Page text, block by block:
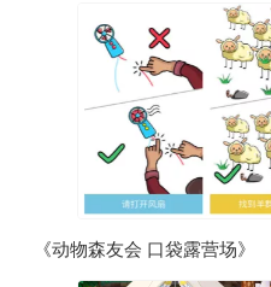
《动物森友会 口袋露营场》